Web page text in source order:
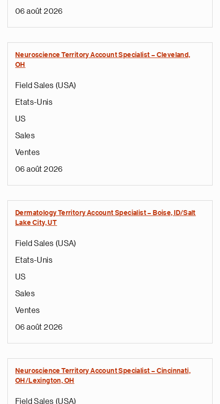
06 août 2026
Neuroscience Territory Account Specialist – Cleveland,
OH
Field Sales (USA)
Etats-Unis
US
Sales
Ventes
06 août 2026
Dermatology Territory Account Specialist – Boise, ID/Salt
Lake City, UT
Field Sales (USA)
Etats-Unis
US
Sales
Ventes
06 août 2026
Neuroscience Territory Account Specialist – Cincinnati,
OH/Lexington, OH
Field Sales (USA)